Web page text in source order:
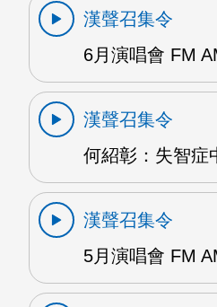
漢聲召集令
6月演唱會 FM
漢聲召集令
何紹彰：失智症
漢聲召集令
5月演唱會 FM